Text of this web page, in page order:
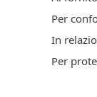
Per
In
Per